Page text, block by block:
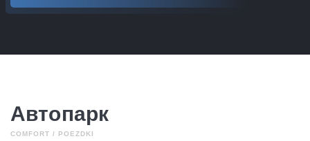
Автопарк
COMFORT / POEZDKI